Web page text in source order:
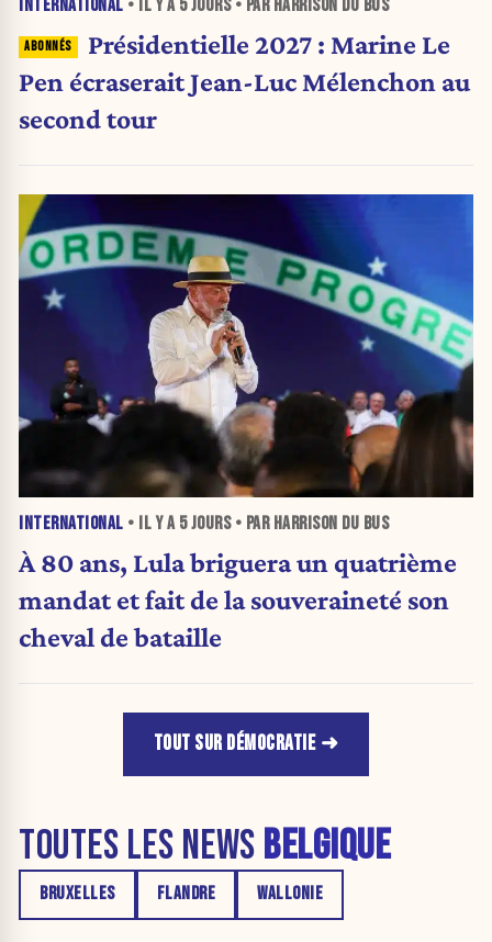
INTERNATIONAL • IL Y A 5 JOURS• PAR HARRISON DU BUS
Présidentielle 2027 : Marine Le
Pen écraserait Jean-Luc Mélenchon au
second tour
INTERNATIONAL • IL Y A 5 JOURS• PAR HARRISON DU BUS
À 80 ans, Lula briguera un quatrième
mandat et fait de la souveraineté son
cheval de bataille
TOUT SUR DÉMOCRATIE
TOUTES LES NEWS BELGIQUE
BRUXELLES FLANDRE WALLONIE